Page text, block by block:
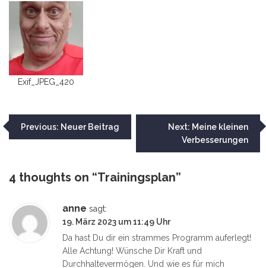
Exif_JPEG_420
Beitragsnavigation
Previous: Neuer Beitrag Next: Meine kleinen
Verbesserungen
4 thoughts on “Trainingsplan”
anne sagt:
19. März 2023 um 11:49 Uhr
Da hast Du dir ein strammes Programm auferlegt!
Alle Achtung! Wünsche Dir Kraft und
Durchhaltevermögen. Und wie es für mich